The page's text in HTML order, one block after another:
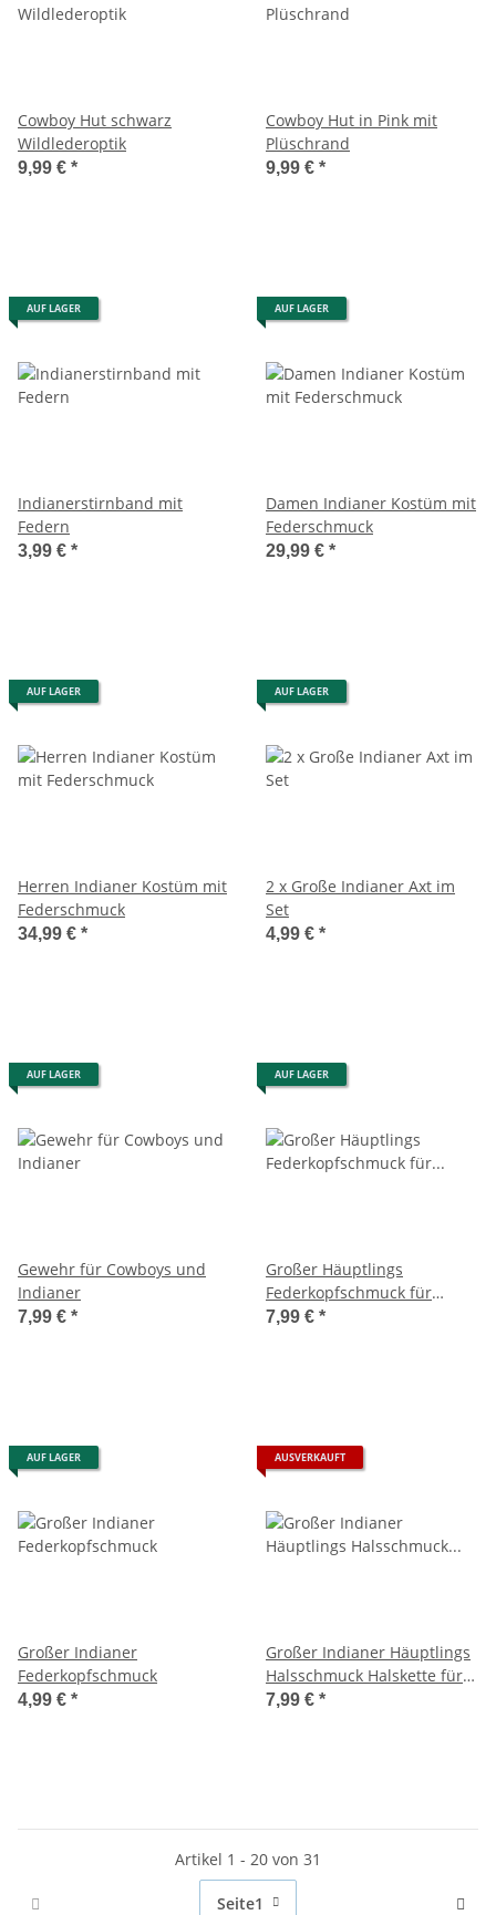
Cowboy Hut schwarz
Wildlederoptik
9,99 € *
Cowboy Hut in Pink mit
Plüschrand
9,99 € *
AUF LAGER
Indianerstirnband mit
Federn
3,99 € *
AUF LAGER
Damen Indianer Kostüm mit
Federschmuck
29,99 € *
AUF LAGER
Herren Indianer Kostüm mit
Federschmuck
34,99 € *
AUF LAGER
2 x Große Indianer Axt im
Set
4,99 € *
AUF LAGER
Gewehr für Cowboys und
Indianer
7,99 € *
AUF LAGER
Großer Häuptlings
Federkopfschmuck für
Indianer
7,99 € *
AUF LAGER
Großer Indianer
Federkopfschmuck
4,99 € *
AUSVERKAUFT
Großer Indianer Häuptlings
Halsschmuck Halskette für
Indianer
7,99 € *
Artikel 1 - 20 von 31
Seite1